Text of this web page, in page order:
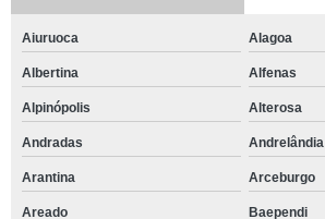
Aiuruoca Alagoa
Albertina Alfenas
Alpinópolis Alterosa
Andradas Andrelândia
Arantina Arceburgo
Areado Baependi